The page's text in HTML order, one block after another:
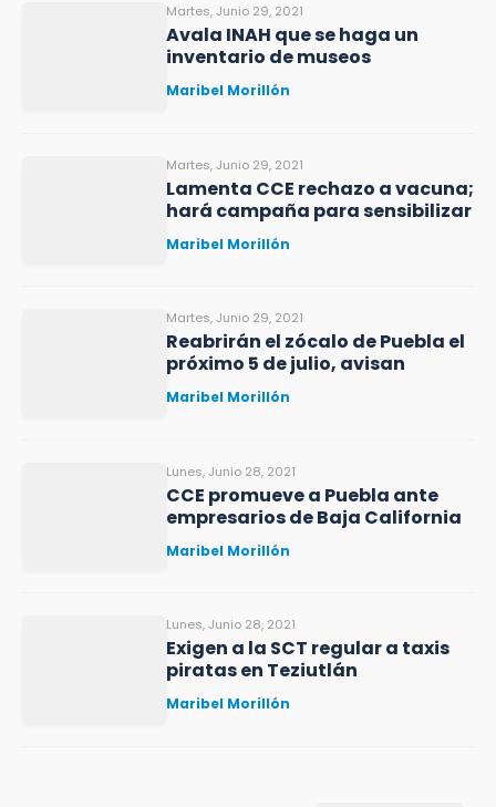
Martes, Junio 29, 2021
Avala INAH que se haga un
inventario de museos
Maribel Morillón
Martes, Junio 29, 2021
Lamenta CCE rechazo a vacuna;
hará campaña para sensibilizar
Maribel Morillón
Martes, Junio 29, 2021
Reabrirán el zócalo de Puebla el
próximo 5 de julio, avisan
Maribel Morillón
Lunes, Junio 28, 2021
CCE promueve a Puebla ante
empresarios de Baja California
Maribel Morillón
Lunes, Junio 28, 2021
Exigen a la SCT regular a taxis
piratas en Teziutlán
Maribel Morillón